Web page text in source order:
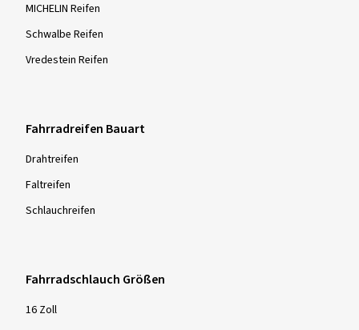
MICHELIN Reifen
Schwalbe Reifen
Vredestein Reifen
Fahrradreifen Bauart
Drahtreifen
Faltreifen
Schlauchreifen
Fahrradschlauch Größen
16 Zoll